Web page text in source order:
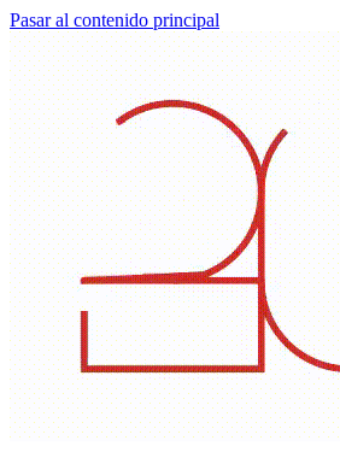
Pasar al contenido principal